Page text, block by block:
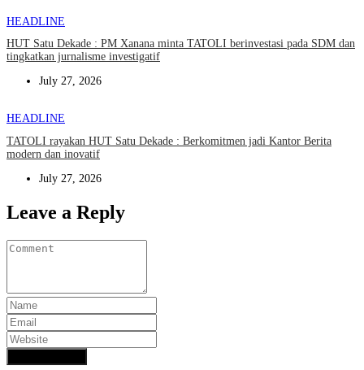
HEADLINE
HUT Satu Dekade : PM Xanana minta TATOLI berinvestasi pada SDM dan
tingkatkan jurnalisme investigatif
July 27, 2026
HEADLINE
TATOLI rayakan HUT Satu Dekade : Berkomitmen jadi Kantor Berita
modern dan inovatif
July 27, 2026
Leave a Reply